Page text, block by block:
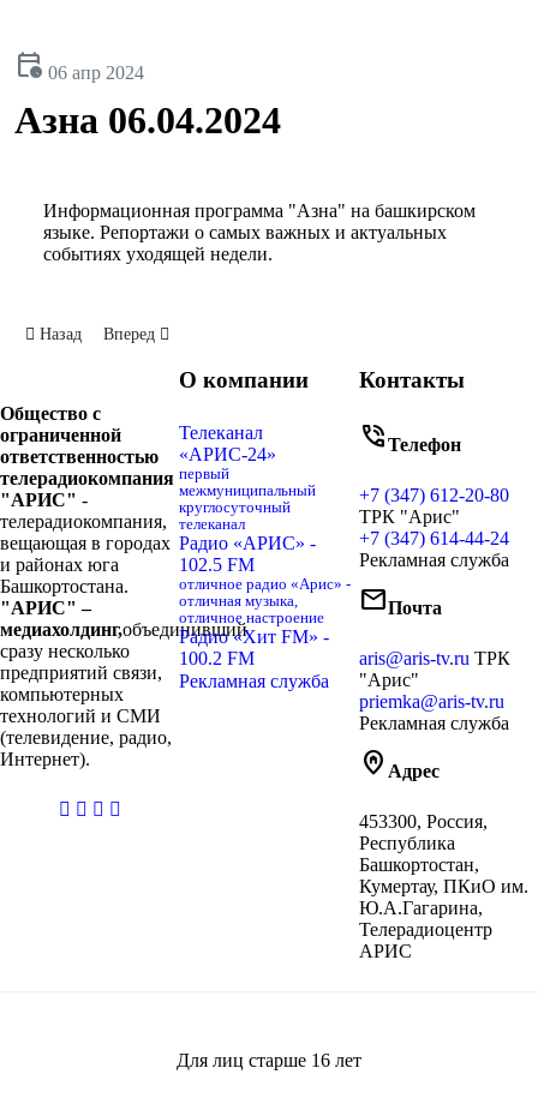
calendar_clock 06 апр 2024
Азна 06.04.2024
Информационная программа "Азна" на башкирском
языке. Репортажи о самых важных и актуальных
событиях уходящей недели.
Предыдущий: Азна 13.04.2024
Назад Следующий: Азна от 08.04.23.
Вперед
Общество с
ограниченной
ответственностью
телерадиокомпания
"АРИС" -
телерадиокомпания,
вещающая в городах
и районах юга
Башкортостана.
"АРИС" –
медиахолдинг,объединивший
сразу несколько
предприятий связи,
компьютерных
технологий и СМИ
(телевидение, радио,
Интернет).
casibom
О компании
Телеканал
«АРИС-24»
первый
межмуниципальный
круглосуточный
телеканал
Радио «АРИС» -
102.5 FM
отличное радио «Арис» -
отличная музыка,
отличное настроение
Радио «Хит FM» -
100.2 FM
Рекламная служба
Контакты
phone_in_talkТелефон
+7 (347) 612-20-80
ТРК "Арис"
+7 (347) 614-44-24
Рекламная служба
mailПочта
aris@aris-tv.ru ТРК
"Арис"
priemka@aris-tv.ru
Рекламная служба
home_pin Адрес
453300, Россия,
Республика
Башкортостан,
Кумертау, ПКиО им.
Ю.А.Гагарина,
Телерадиоцентр
АРИС
Для лиц старше 16 лет